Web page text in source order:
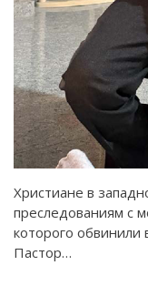
Христиане в
преследованиям с
которого
Пастор…